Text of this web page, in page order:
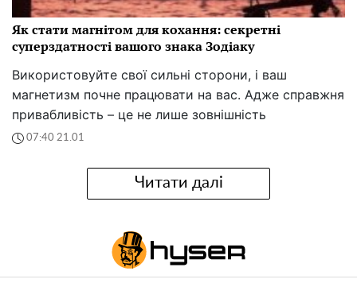
Як стати магнітом для кохання: секретні
суперздатності вашого знака Зодіаку
Використовуйте свої сильні сторони, і ваш
магнетизм почне працювати на вас. Адже справжня
привабливість – це не лише зовнішність
07:40 21.01
Читати далі